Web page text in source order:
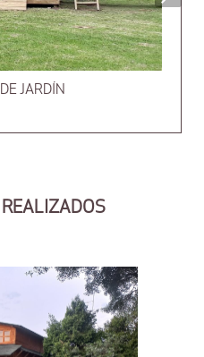
JARDÍN
REALIZADOS